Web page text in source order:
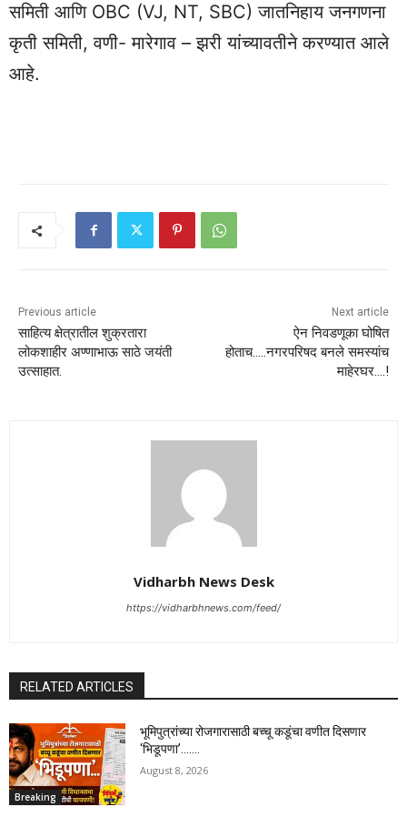
समिती आणि OBC (VJ, NT, SBC) जातनिहाय जनगणना
कृती समिती, वणी- मारेगाव – झरी यांच्यावतीने करण्यात आले
आहे.
Previous article
साहित्य क्षेत्रातील शुक्रतारा
लोकशाहीर अण्णाभाऊ साठे जयंती
उत्साहात.
Next article
ऐन निवडणूका घोषित
होताच…..नगरपरिषद बनले समस्यांच
माहेरघर….!
Vidharbh News Desk
https://vidharbhnews.com/feed/
RELATED ARTICLES
Breaking
भूमिपुत्रांच्या रोजगारासाठी बच्चू कडूंचा वणीत दिसणार
‘भिडूपणा’…….
August 8, 2026